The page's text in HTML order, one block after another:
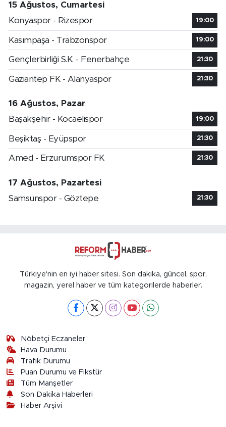
15 Ağustos, Cumartesi
Konyaspor - Rizespor
19:00
Kasımpaşa - Trabzonspor 19:00
Gençlerbirliği S.K. - Fenerbahçe 21:30
Gaziantep FK - Alanyaspor 21:30
16 Ağustos, Pazar
Başakşehir - Kocaelispor
19:00
Beşiktaş - Eyüpspor 21:30
Amed - Erzurumspor FK 21:30
17 Ağustos, Pazartesi
Samsunspor - Göztepe
21:30
Türkiye'nin en iyi haber sitesi. Son dakika, güncel, spor,
magazin, yerel haber ve tüm kategorilerde haberler.
Nöbetçi Eczaneler
Hava Durumu
Trafik Durumu
Puan Durumu ve Fikstür
Tüm Manşetler
Son Dakika Haberleri
Haber Arşivi